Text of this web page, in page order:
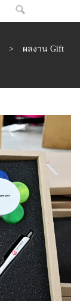
>
ผลงาน Gift